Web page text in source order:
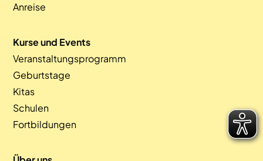
Anreise
Kurse und Events
Veranstaltungsprogramm
Geburtstage
Kitas
Schulen
Fortbildungen